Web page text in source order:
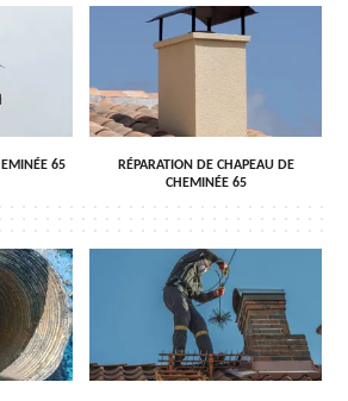
65
RÉPARATION DE CHAPEAU DE
CHEMINÉE 65